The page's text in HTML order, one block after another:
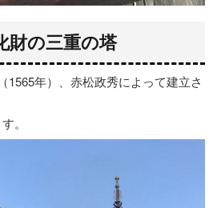
財の三重の塔
1565年）、赤松政秀によって建立さ
。